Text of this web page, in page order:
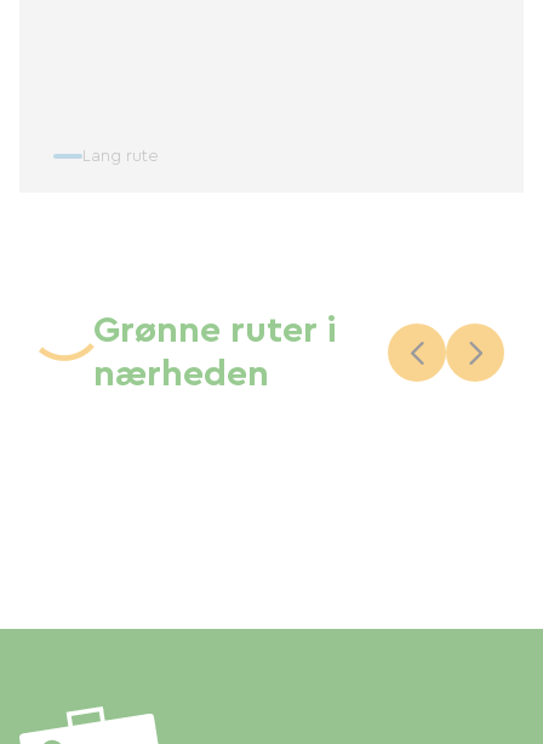
Lang rute
Grønne ruter i
nærheden